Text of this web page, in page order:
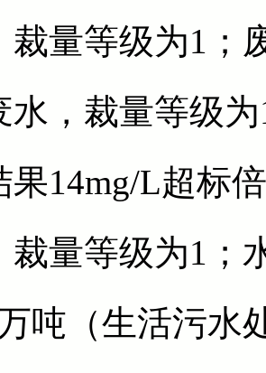
裁量等级为1；
水，裁量等级
果14mg/L超标
裁量等级为1；
吨（生活污水